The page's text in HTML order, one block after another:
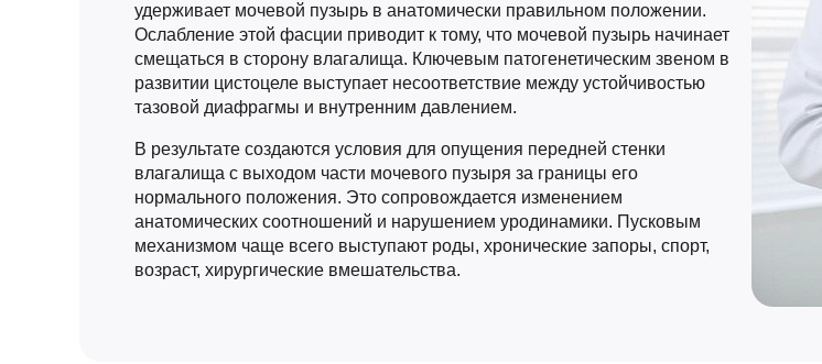
удерживает мочевой пузырь в анатомически правильном положении.
Ослабление этой фасции приводит к тому, что мочевой пузырь начинает
смещаться в сторону влагалища. Ключевым патогенетическим звеном в
развитии цистоцеле выступает несоответствие между устойчивостью
тазовой диафрагмы и внутренним давлением.
В результате создаются условия для опущения передней стенки
влагалища с выходом части мочевого пузыря за границы его
нормального положения. Это сопровождается изменением
анатомических соотношений и нарушением уродинамики. Пусковым
механизмом чаще всего выступают роды, хронические запоры, спорт,
возраст, хирургические вмешательства.